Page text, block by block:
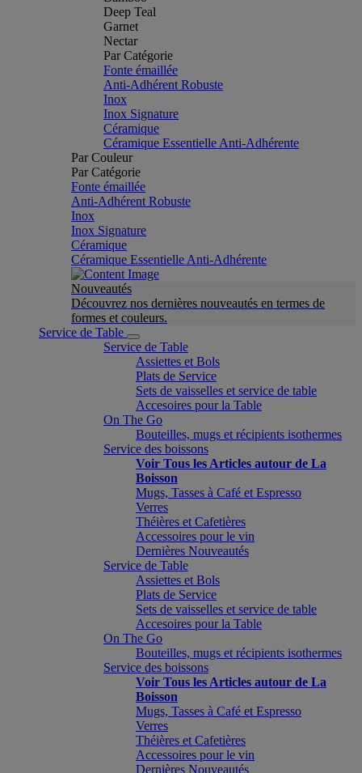
Deep Teal
Garnet
Nectar
Par Catégorie
Fonte émaillée
Anti-Adhérent Robuste
Inox
Inox Signature
Céramique
Céramique Essentielle Anti-Adhérente
Par Couleur
Par Catégorie
Fonte émaillée
Anti-Adhérent Robuste
Inox
Inox Signature
Céramique
Céramique Essentielle Anti-Adhérente
Nouveautés
Découvrez nos dernières nouveautés en termes de
formes et couleurs.
Service de Table
Service de Table
Assiettes et Bols
Plats de Service
Sets de vaisselles et service de table
Accesoires pour la Table
On The Go
Bouteilles, mugs et récipients isothermes
Service des boissons
Voir Tous les Articles autour de La
Boisson
Mugs, Tasses à Café et Espresso
Verres
Théières et Cafetières
Accessoires pour le vin
Dernières Nouveautés
Service de Table
Assiettes et Bols
Plats de Service
Sets de vaisselles et service de table
Accesoires pour la Table
On The Go
Bouteilles, mugs et récipients isothermes
Service des boissons
Voir Tous les Articles autour de La
Boisson
Mugs, Tasses à Café et Espresso
Verres
Théières et Cafetières
Accessoires pour le vin
Dernières Nouveautés